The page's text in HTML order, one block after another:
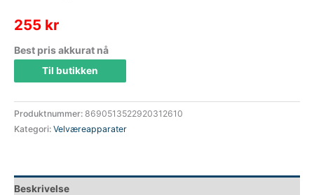
255 kr
Best pris akkurat nå
Til butikken
Produktnummer: 8690513522920312610
Kategori: Velværeapparater
Beskrivelse